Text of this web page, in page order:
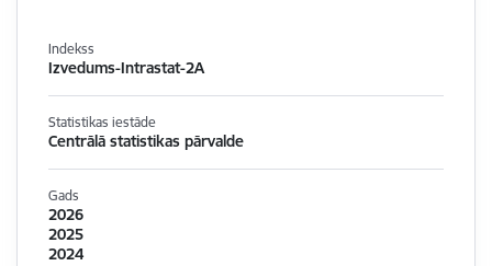
Indekss
Izvedums-Intrastat-2A
Statistikas iestāde
Centrālā statistikas pārvalde
Gads
2026
2025
2024